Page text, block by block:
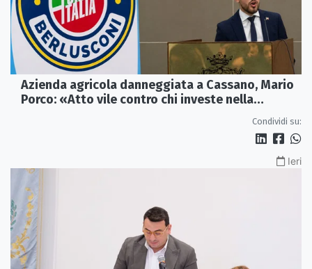
Azienda agricola danneggiata a Cassano, Mario
Porco: «Atto vile contro chi investe nella
Condividi su:
Ieri